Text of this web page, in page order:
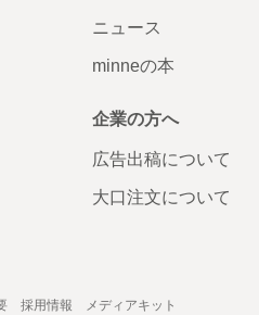
ニュース
minneの本
企業の方へ
広告出稿について
大口注文について
採用情報 メディアキット